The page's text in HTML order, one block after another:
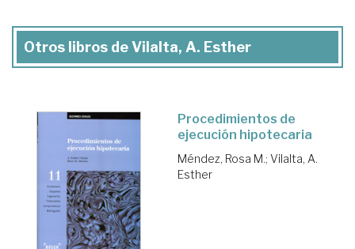
Otros libros de Vilalta, A. Esther
Procedimientos de
ejecución hipotecaria
Méndez, Rosa M.; Vilalta, A.
Esther